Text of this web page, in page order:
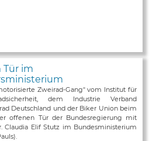
Tür im
Zweirad-Gang" vom Institut für
dem Industrie Verband
Deutschland und der Biker Union beim
offenen Tür der Bundesregierung mit
Claudia Elif Stutz im Bundesministerium